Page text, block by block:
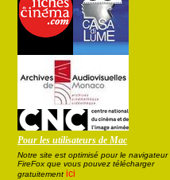
Pour les utilisateurs de Mac
Notre site est optimisé pour le navigateur
FireFox que vous pouvez télécharger
gratuitement ici